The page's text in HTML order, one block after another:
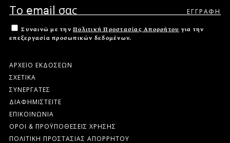
Συναινώ με την Πολιτική Προστασίας Απορρήτου για την
επεξεργασία προσωπικών δεδομένων.
ΑΡΧΕΙΟ ΕΚΔΟΣΕΩΝ
ΣΧΕΤΙΚΑ
ΣΥΝΕΡΓΑΤΕΣ
ΔΙΑΦΗΜΙΣΤΕΙΤΕ
ΕΠΙΚΟΙΝΩΝΙΑ
ΟΡΟΙ & ΠΡΟΫΠΟΘΕΣΕΙΣ ΧΡΗΣΗΣ
ΠΟΛΙΤΙΚΗ ΠΡΟΣΤΑΣΙΑΣ ΑΠΟΡΡΗΤΟΥ